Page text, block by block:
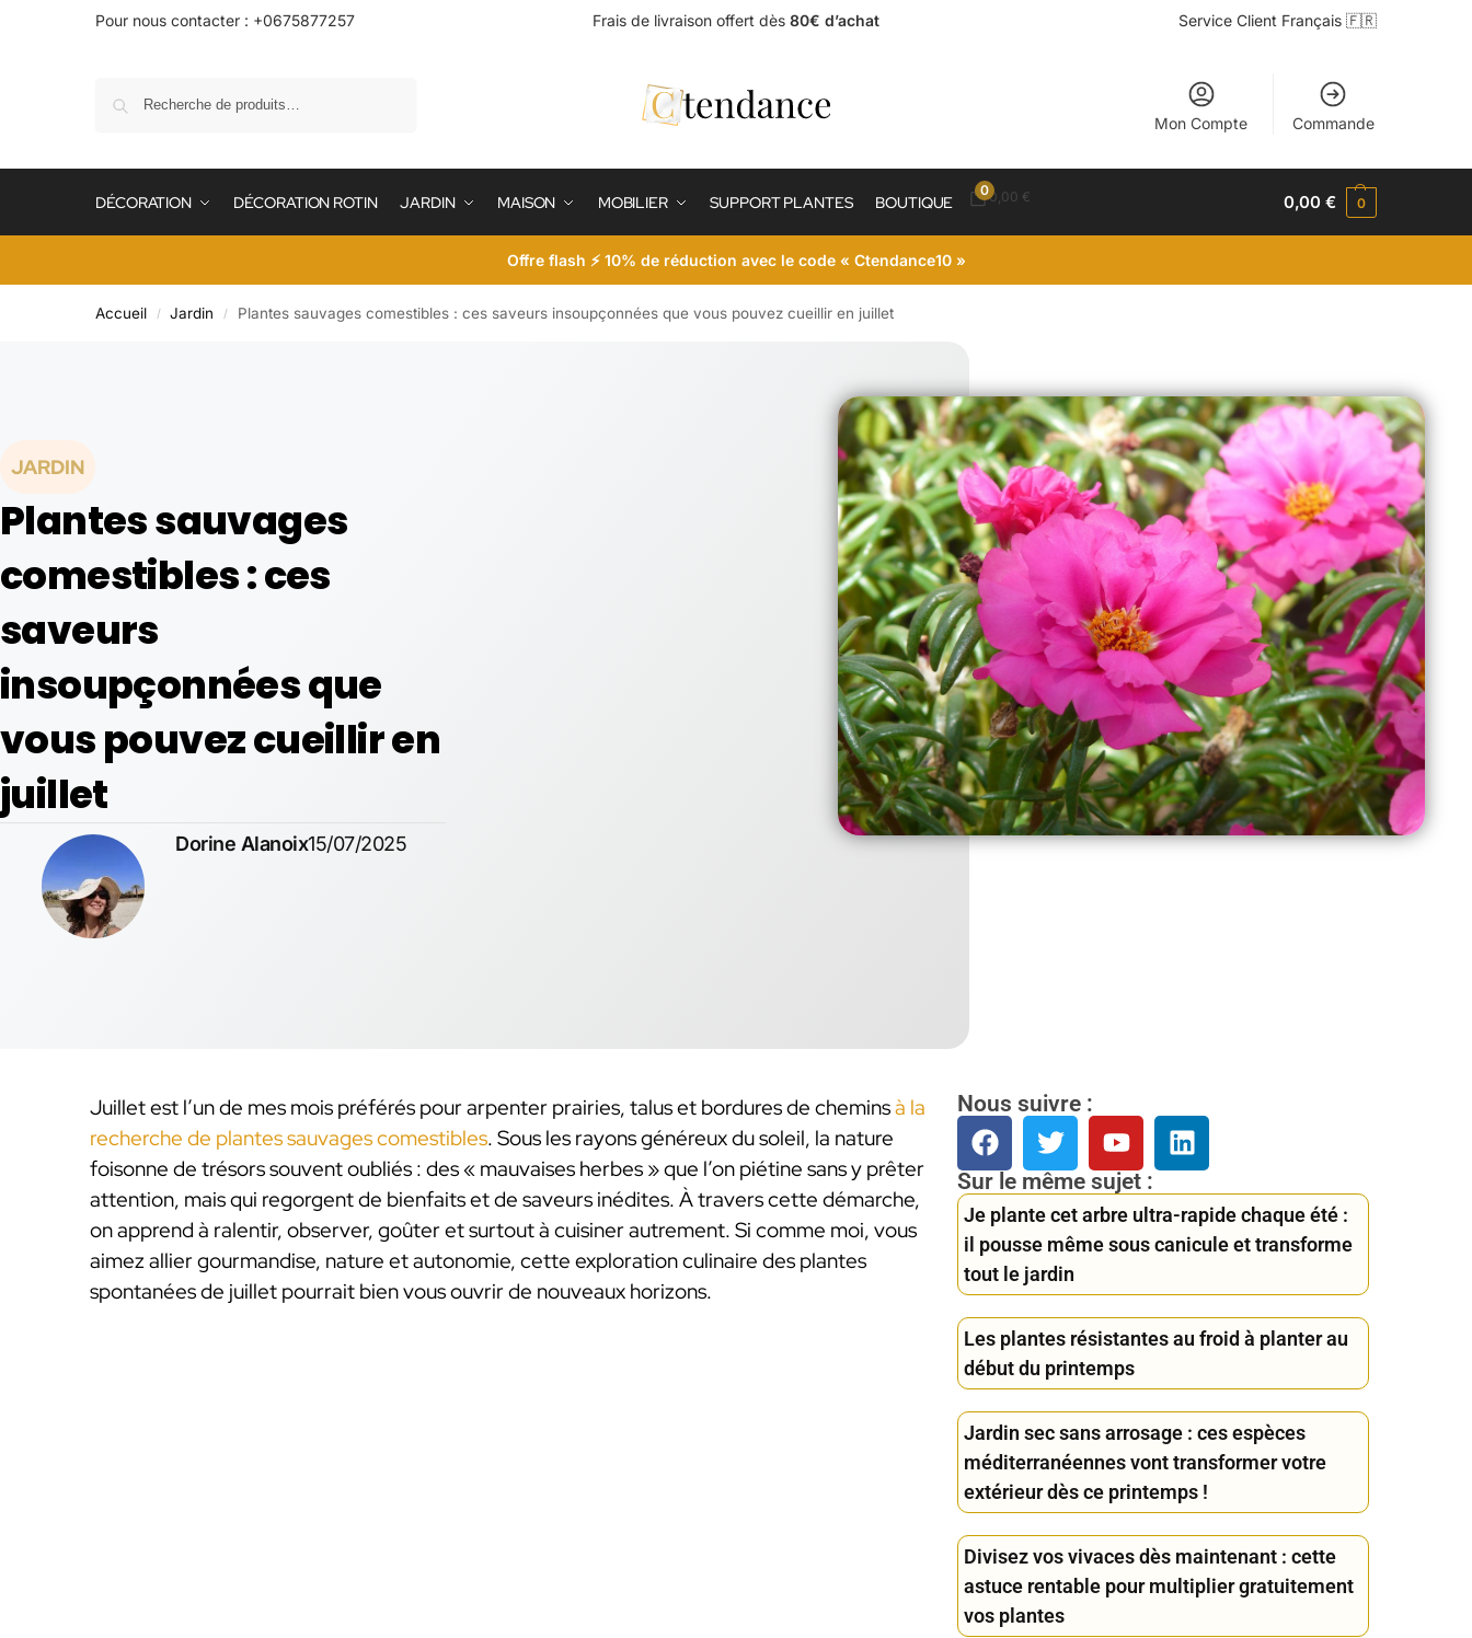
Pour nous contacter : +0675877257 Frais de livraison offert dès 80€ d’achat Service Client Français 🇫🇷
Mon Compte Commande
DÉCORATION DÉCORATION ROTIN JARDIN MAISON MOBILIER SUPPORT PLANTES BOUTIQUE
00,00 € 0,00€ 0
Offre flash ⚡ 10% de réduction avec le code « Ctendance10 »
Accueil / Jardin / Plantes sauvages comestibles : ces saveurs insoupçonnées que vous pouvez cueillir en juillet
JARDIN
Plantes sauvages
comestibles : ces
saveurs
insoupçonnées que
vous pouvez cueillir en
juillet
Dorine Alanoix15/07/2025
Juillet est l’un de mes mois préférés pour arpenter prairies, talus et bordures de cheminsà la
recherche de plantes sauvages comestibles. Sous les rayons généreux du soleil, la nature
foisonne de trésors souvent oubliés : des « mauvaises herbes » que l’on piétine sans y prêter
attention, mais qui regorgent de bienfaits et de saveurs inédites. À travers cette démarche,
on apprend à ralentir, observer, goûter et surtout à cuisiner autrement. Si comme moi, vous
aimez allier gourmandise, nature et autonomie, cette exploration culinaire des plantes
spontanées de juillet pourrait bien vous ouvrir de nouveaux horizons.
Nous suivre :
Sur le même sujet :
Je plante cet arbre ultra-rapide chaque été :
il pousse même sous canicule et transforme
tout le jardin
Les plantes résistantes au froid à planter au
début du printemps
Jardin sec sans arrosage : ces espèces
méditerranéennes vont transformer votre
extérieur dès ce printemps !
Divisez vos vivaces dès maintenant : cette
astuce rentable pour multiplier gratuitement
vos plantes